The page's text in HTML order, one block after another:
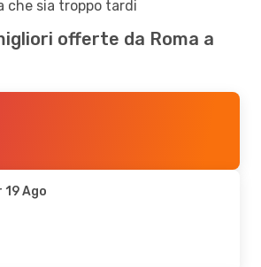
che sia troppo tardi
offerte da Roma a
19 Ago